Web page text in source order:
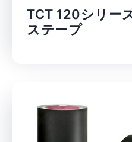
TCT 120シリー
ステープ